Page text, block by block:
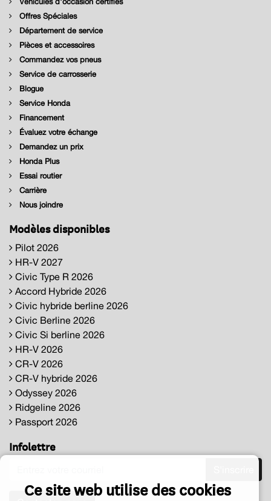
Offres Spéciales
Département de service
Pièces et accessoires
Commandez vos pneus
Service de carrosserie
Blogue
Service Honda
Financement
Évaluez votre échange
Demandez un prix
Honda Plus
Essai routier
Carrière
Nous joindre
Modèles disponibles
Pilot 2026
HR-V 2027
Civic Type R 2026
Accord Hybride 2026
Civic hybride berline 2026
Civic Berline 2026
Civic Si berline 2026
HR-V 2026
CR-V 2026
CR-V hybride 2026
Odyssey 2026
Ridgeline 2026
Passport 2026
Infolettre
Ce site web utilise des cookies